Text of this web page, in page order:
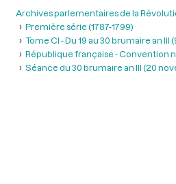
Archives parlementaires de la
Première série (1787-1799)
Tome CI - Du 19 au 30 brumaire an III
République française - Convention
Séance du 30 brumaire an III (20